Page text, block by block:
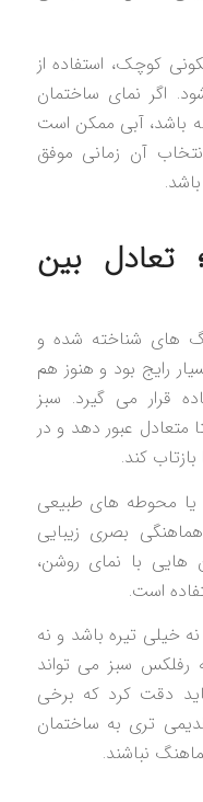
کوچک، استفاده از
اگر نمای ساختمان
باشد، آبی ممکن است
آن زمانی موفق
بین
های شناخته شده و
رایج بود و هنوز هم
قرار می گیرد. سبز
متعادل عبور دهد و در
کند.
یا محوطه های طبیعی
بصری زیبایی
هایی با نمای روشن،
است.
خیلی تیره باشد و نه
سبز می تواند
دقت کرد که برخی
تری به ساختمان
نباشند.